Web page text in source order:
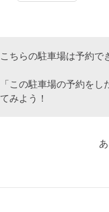
こちらの駐車場は予約で
「この駐車場の予約を
てみよう！